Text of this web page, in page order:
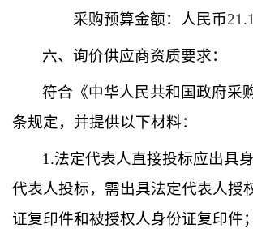
采购预算金额：人民币
六、询价供应商资质要求：
符合《中华人民共和国政府采
条规定，并提供以下材料：
1.法定代表人直接投标应出具
代表人投标，需出具法定代表人授
证复印件和被授权人身份证复印件；